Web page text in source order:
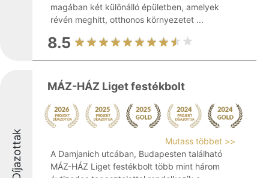
magában két különálló épületben, amelyek
révén meghitt, otthonos környezetet ...
8.5
Díjazottak
MÁZ-HÁZ Liget festékbolt
Mutass többet >>
A Damjanich utcában, Budapesten található
MÁZ-HÁZ Liget festékbolt több mint három